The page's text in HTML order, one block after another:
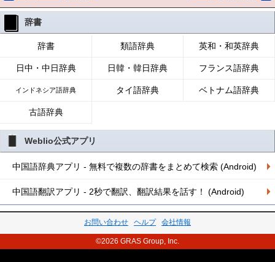
辞書
辞書 類語辞典 英和・和英辞典
日中・中日辞典 日韓・韓日辞典 フランス語辞典
インドネシア語辞典 タイ語辞典 ベトナム語辞典
古語辞典
Weblio公式アプリ
中国語辞典アプリ - 無料で複数の辞書をまとめて検索 (Android)
中国語翻訳アプリ - 2秒で翻訳、翻訳結果を話す！ (Android)
お問い合わせ ヘルプ 会社情報
©2026 GRAS Group, Inc.